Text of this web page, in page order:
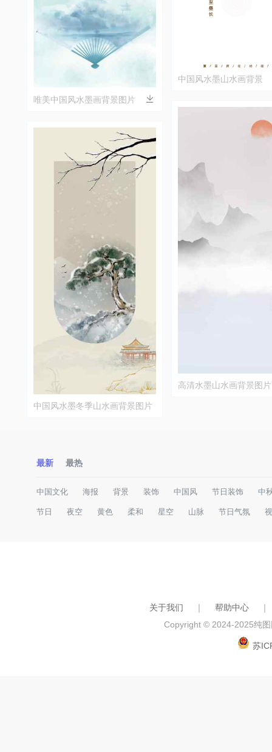
唯美中国风水墨画背景图片
中国风水墨冬季山水画背景图片
中国风水墨山水画背景
高清水墨山水画背景图
最新 最热
中国文化 海报 背景 装饰 中国风 节日装饰 中
节日 夜空 黄色 柔和 星空 山脉 节日气氛
关于我们 ｜ 帮助中心
｜
Copyright © 2024-2025纯
苏